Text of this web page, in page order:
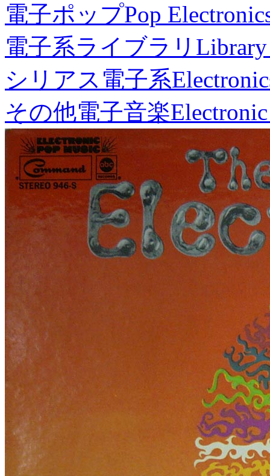
電子ポップPop
電子系ライブラリ
シリアス電子系
その他電子音楽